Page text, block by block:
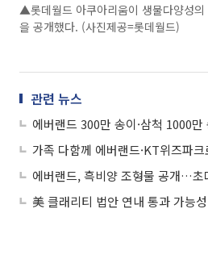
▲롯데월드 아쿠아리움이 생물다양성
을 공개했다. (사진제공=롯데월드)
관련 뉴스